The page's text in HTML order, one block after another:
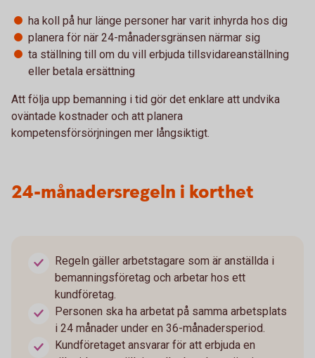
ha koll på hur länge personer har varit inhyrda hos dig
planera för när 24-månadersgränsen närmar sig
ta ställning till om du vill erbjuda tillsvidareanställning
eller betala ersättning
Att följa upp bemanning i tid gör det enklare att undvika
oväntade kostnader och att planera
kompetensförsörjningen mer långsiktigt.
24-månadersregeln i korthet
Regeln gäller arbetstagare som är anställda i
bemanningsföretag och arbetar hos ett
kundföretag.
Personen ska ha arbetat på samma arbetsplats
i 24 månader under en 36-månadersperiod.
Kundföretaget ansvarar för att erbjuda en